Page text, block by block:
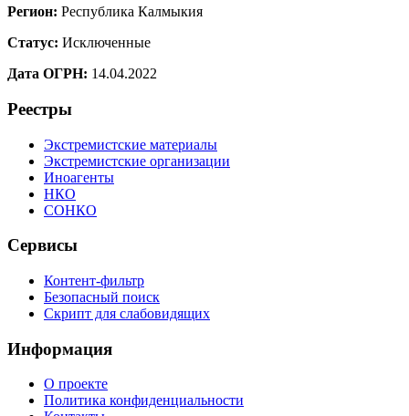
Регион: Республика Калмыкия
Статус: Исключенные
Дата ОГРН: 14.04.2022
Реестры
Экстремистские материалы
Экстремистские организации
Иноагенты
НКО
СОНКО
Сервисы
Контент-фильтр
Безопасный поиск
Скрипт для слабовидящих
Информация
О проекте
Политика конфиденциальности